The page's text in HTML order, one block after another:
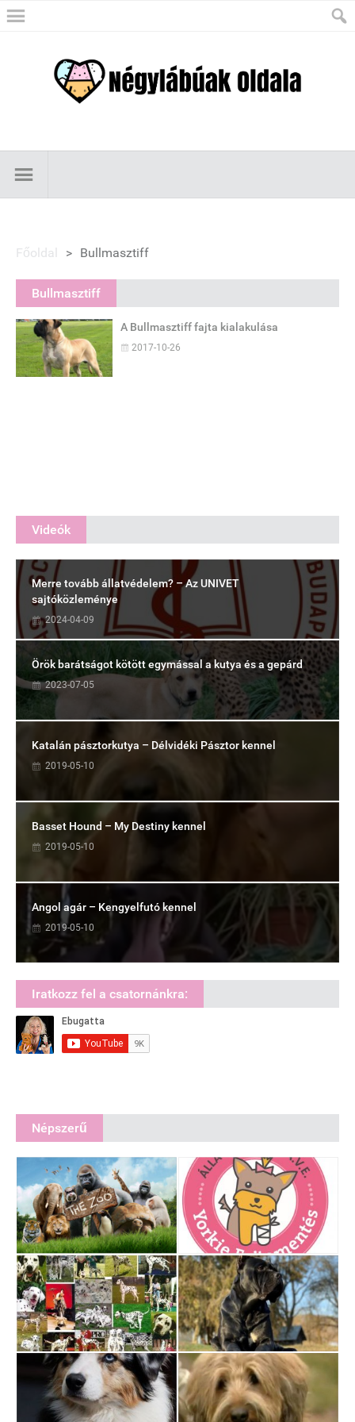
Főoldal > Bullmasztiff
Bullmasztiff
A Bullmasztiff fajta kialakulása
2017-10-26
Videók
Merre tovább állatvédelem? – Az UNIVET
sajtóközleménye
2024-04-09
Örök barátságot kötött egymással a kutya és a gepárd
2023-07-05
Katalán pásztorkutya – Délvidéki Pásztor kennel
2019-05-10
Basset Hound – My Destiny kennel
2019-05-10
Angol agár – Kengyelfutó kennel
2019-05-10
Iratkozz fel a csatornánkra:
Népszerű